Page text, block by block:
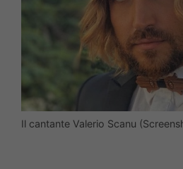
Il cantante Valerio Scanu